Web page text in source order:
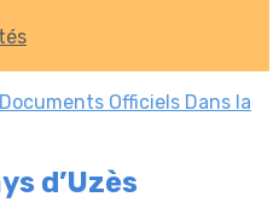
Documents Officiels Dans la
d’Uzès